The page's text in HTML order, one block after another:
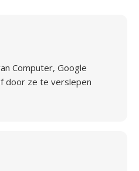
Computer, Google
door ze te verslepen